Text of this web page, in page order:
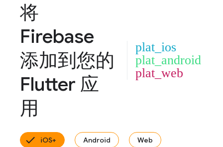
将
Firebase
添加到您的
Flutter 应
用
plat_ios
plat_android
plat_web
iOS+ Android Web